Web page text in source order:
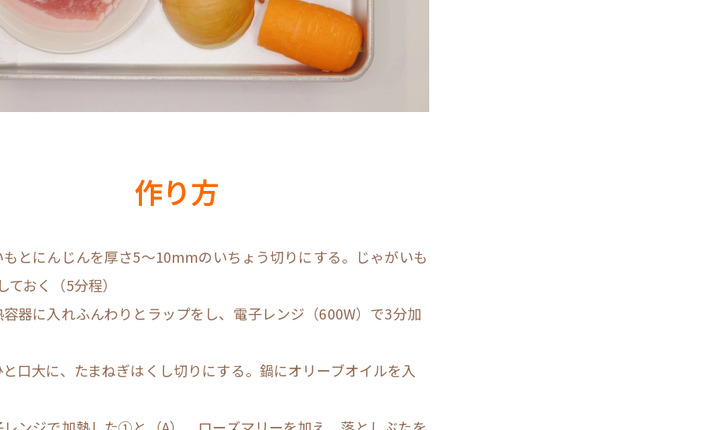
作り方
とにんじんを厚さ5〜10mmのいちょう切りにする。じゃがいも
おく（5分程）
器に入れふんわりとラップをし、電子レンジ（600W）で3分加
口大に、たまねぎはくし切りにする。鍋にオリーブオイルを入